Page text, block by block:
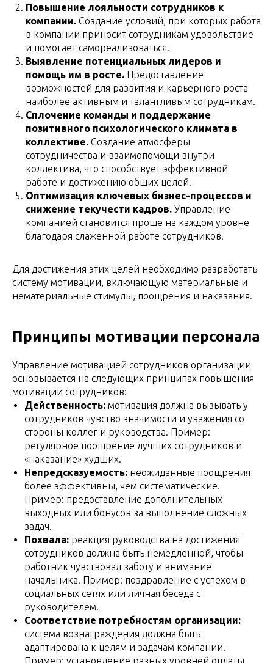
Повышение лояльности сотрудников к
компании. Создание условий, при которых работа
в компании приносит сотрудникам удовольствие
и помогает самореализоваться.
Выявление потенциальных лидеров и
помощь им в росте. Предоставление
возможностей для развития и карьерного роста
наиболее активным и талантливым сотрудникам.
Сплочение команды и поддержание
позитивного психологического климата в
коллективе. Создание атмосферы
сотрудничества и взаимопомощи внутри
коллектива, что способствует эффективной
работе и достижению общих целей.
Оптимизация ключевых бизнес-процессов и
снижение текучести кадров. Управление
компанией становится проще на каждом уровне
благодаря слаженной работе сотрудников.
Для достижения этих целей необходимо разработать
систему мотивации, включающую материальные и
нематериальные стимулы, поощрения и наказания.
Принципы мотивации персонала
Управление мотивацией сотрудников организации
основывается на следующих принципах повышения
мотивации сотрудников:
Действенность: мотивация должна вызывать у
сотрудников чувство значимости и уважения со
стороны коллег и руководства. Пример:
регулярное поощрение лучших сотрудников и
«наказание» худших.
Непредсказуемость: неожиданные поощрения
более эффективны, чем систематические.
Пример: предоставление дополнительных
выходных или бонусов за выполнение сложных
задач.
Похвала: реакция руководства на достижения
сотрудников должна быть немедленной, чтобы
работник чувствовал заботу и внимание
начальника. Пример: поздравление с успехом в
социальных сетях или личная беседа с
руководителем.
Соответствие потребностям организации:
система вознаграждения должна быть
адаптирована к целям и задачам компании.
Пример: установление разных уровней оплаты